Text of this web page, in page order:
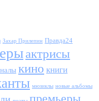
Захар Прилепин Правда24
актрисы
кино книги
мюзиклы новые альбомы
премьеры